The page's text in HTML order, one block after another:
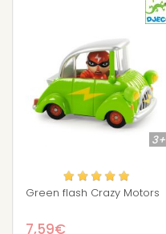
3+
Green flash Crazy Motors
7,59€